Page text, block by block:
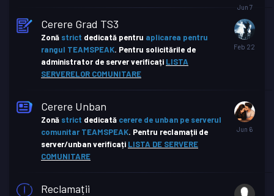
Cerere Grad TS3
Zonă strict dedicată pentru aplicarea pentru
rangul TEAMSPEAK. Pentru solicitările de
administrator de server verificați LISTA
SERVERELOR COMUNITARE
Cerere Unban
Zonă strict dedicată cerere de unban pe serverul
comunitar TEAMSPEAK. Pentru reclamații de
server/unban verificați LISTA DE SERVERE
COMUNITARE
Reclamații